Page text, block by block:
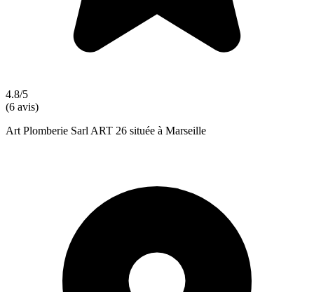
4.8/5
(6 avis)
Art Plomberie Sarl ART 26 située à Marseille